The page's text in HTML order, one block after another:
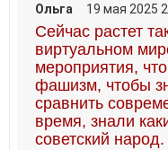
Ольга 19 мая 2025
Сейчас растет
виртуальном
мероприятия,
фашизм, чтобы
сравнить
время, знали
советский народ.